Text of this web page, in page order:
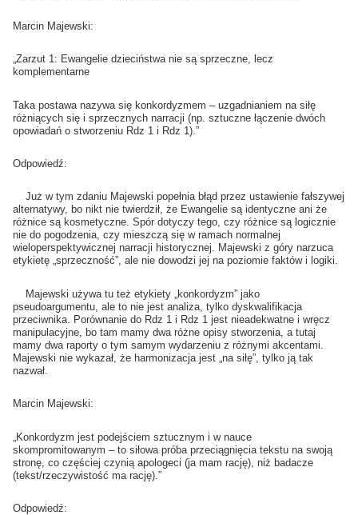
Marcin Majewski:
„Zarzut 1: Ewangelie dzieciństwa nie są sprzeczne, lecz
komplementarne
Taka postawa nazywa się konkordyzmem – uzgadnianiem na siłę
różniących się i sprzecznych narracji (np. sztuczne łączenie dwóch
opowiadań o stworzeniu Rdz 1 i Rdz 1).”
Odpowiedź:
Już w tym zdaniu Majewski popełnia błąd przez ustawienie fałszywej
alternatywy, bo nikt nie twierdził, że Ewangelie są identyczne ani że
różnice są kosmetyczne. Spór dotyczy tego, czy różnice są logicznie
nie do pogodzenia, czy mieszczą się w ramach normalnej
wieloperspektywicznej narracji historycznej. Majewski z góry narzuca
etykietę „sprzeczność”, ale nie dowodzi jej na poziomie faktów i logiki.
Majewski używa tu też etykiety „konkordyzm” jako
pseudoargumentu, ale to nie jest analiza, tylko dyskwalifikacja
przeciwnika. Porównanie do Rdz 1 i Rdz 1 jest nieadekwatne i wręcz
manipulacyjne, bo tam mamy dwa różne opisy stworzenia, a tutaj
mamy dwa raporty o tym samym wydarzeniu z różnymi akcentami.
Majewski nie wykazał, że harmonizacja jest „na siłę”, tylko ją tak
nazwał.
Marcin Majewski:
„Konkordyzm jest podejściem sztucznym i w nauce
skompromitowanym – to siłowa próba przeciągnięcia tekstu na swoją
stronę, co częściej czynią apologeci (ja mam rację), niż badacze
(tekst/rzeczywistość ma rację).”
Odpowiedź: